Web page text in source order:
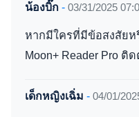
น้องบิ๊ก - 03/31/2025
หากมีใครที่มีข้อสงสัยห
Moon+ Reader Pro ติ
เด็กหญิงเฉิ่ม - 04/01/